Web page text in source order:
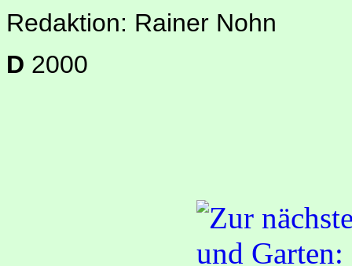
Redaktion: Rainer Nohn
D 2000